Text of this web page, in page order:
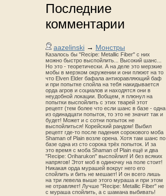
Последние
комментарии
aazelinski → Монстры
Казалось бы "Recipe: Metallic Fiber" с них
можно быстро выспойлить... Высокий шанс...
Но это - теоретически. А на деле это мерзкие
мобы в мерзком окружении и они плюют на то
что Elven Elder бафала антиоравляющий баф
и при попытке спойла на тебя накидывается
орда агров и социалов и находятся они в
неудобной локации. Вобщем, я плюнул на
попытки выспойлить с этих тварей этот
рецепт (тем более что если шанс в базе - одна
из одинадцати попыток, то это не значит так и
будет! Может и с сотни попыток не
выспойлиться! Корейский рандом! Выбил
рецепт где-то после падения сорокового моба
Shaman of Plain возле орена. Хотя там шанс по
базе одна из сто сорока трёх попыток. И за
это время с моба Shaman of Plain ещё и два
"Recipe: Oriharukon" выспойлил! И без всяких
напрягов! Этот моб в одиночку на поле стоит!
Никакая орда мурашей вокруг него его
спойлить и бить не мешает! И он всего лишь
на три левела выше этого мураша и при этом
не отравляет! Лучше "Recipe: Metallic Fiber" не
с мураша спойлить, а с шамана выбивать!